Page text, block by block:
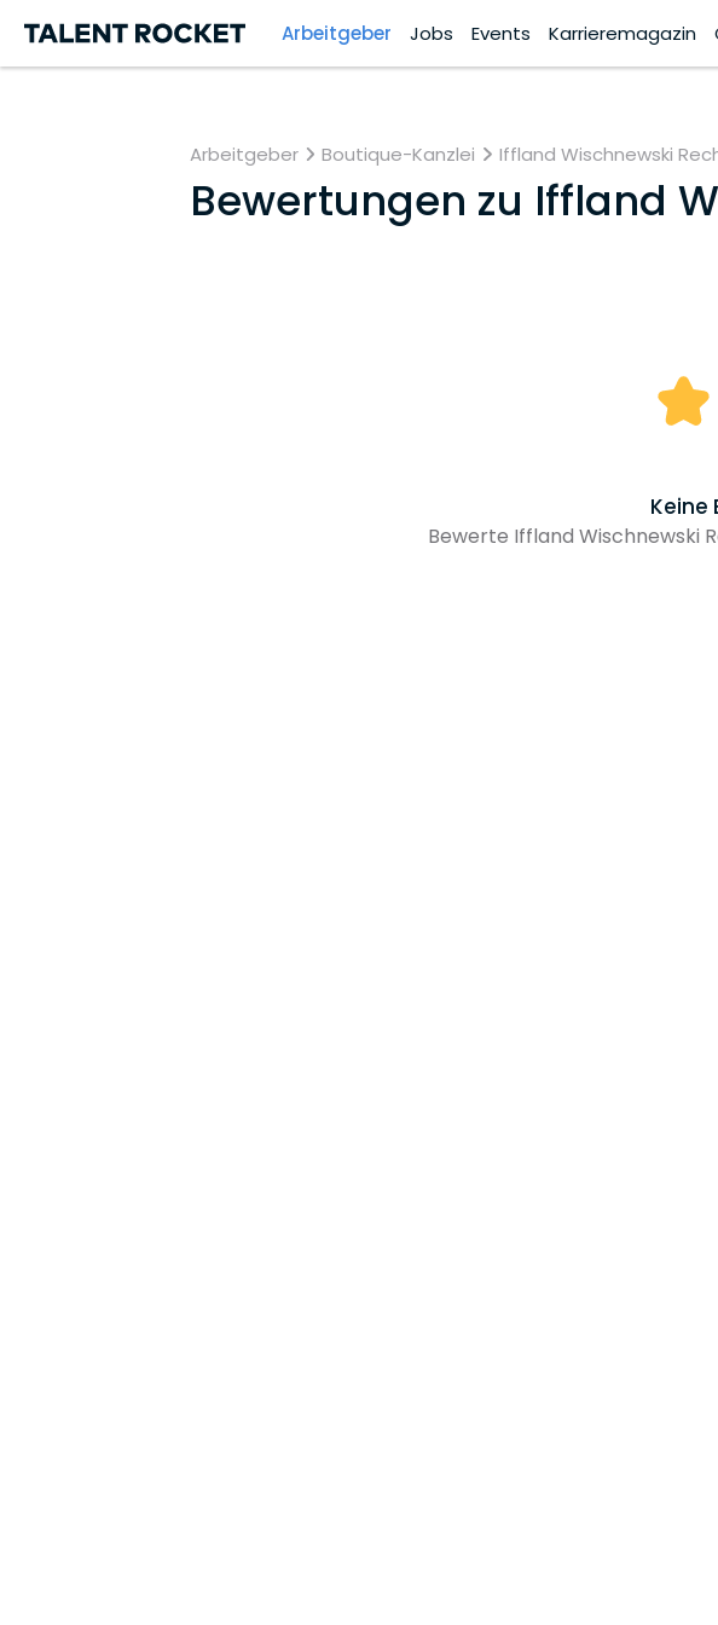
Arbeitgeber Jobs Events Karrieremagazin
Arbeitgeber Boutique-Kanzlei Iffland Wischnewski
Bewertungen zu Iffland
Keine
Bewerte Iffland Wischnewski